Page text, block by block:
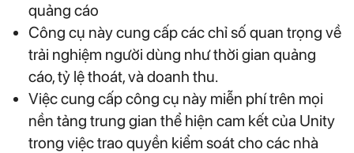
quảng cáo
Công cụ này cung cấp các chỉ số quan trọng về
trải nghiệm người dùng như thời gian quảng
cáo, tỷ lệ thoát, và doanh thu.
Việc cung cấp công cụ này miễn phí trên mọi
nền tảng trung gian thể hiện cam kết của Unity
trong việc trao quyền kiểm soát cho các nhà